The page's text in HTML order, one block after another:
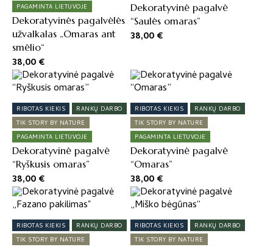
PAGAMINTA LIETUVOJE
Dekoratyvinės pagalvėlės
užvalkalas „Omaras ant
smėlio“
38,00€
Dekoratyvinė pagalvė
“Saulės omaras”
38,00€
RIBOTAS KIEKIS
RANKŲ DARBO
TIK STORY BY NATURE
PAGAMINTA LIETUVOJE
Dekoratyvinė pagalvė
“Ryškusis omaras”
38,00€
RIBOTAS KIEKIS
RANKŲ DARBO
TIK STORY BY NATURE
PAGAMINTA LIETUVOJE
Dekoratyvinė pagalvė
“Omaras”
38,00€
RIBOTAS KIEKIS
RANKŲ DARBO
TIK STORY BY NATURE
RIBOTAS KIEKIS
RANKŲ DARBO
TIK STORY BY NATURE